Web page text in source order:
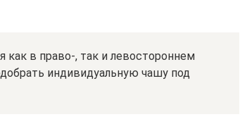
в право-, так и левостороннем
индивидуальную чашу под